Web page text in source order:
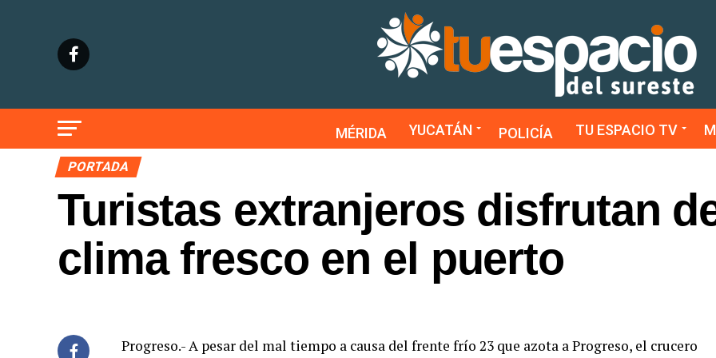
MÉRIDA YUCATÁN POLICÍA TU ESPACIO TV
PORTADA
Turistas extranjeros disfrutan
clima fresco en el puerto
Progreso.- A pesar del mal tiempo a causa del frente frío 23 que azota a Progreso, el crucero